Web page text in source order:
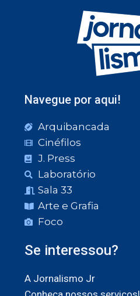
Navegue por aqui!
Arquibancada
Cinéfilos
J. Press
Laboratório
Sala 33
Arte e Grafia
Foco
Se interessou?
A Jornalismo Jr